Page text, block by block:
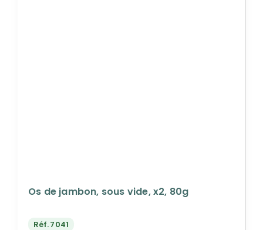
Os de jambon, sous vide, x2, 80g
Réf.7041